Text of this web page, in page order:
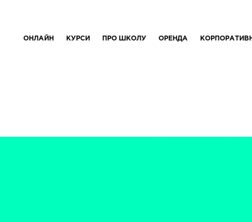
ОНЛАЙН КУРСИ ПРО ШКОЛУ ОРЕНДА